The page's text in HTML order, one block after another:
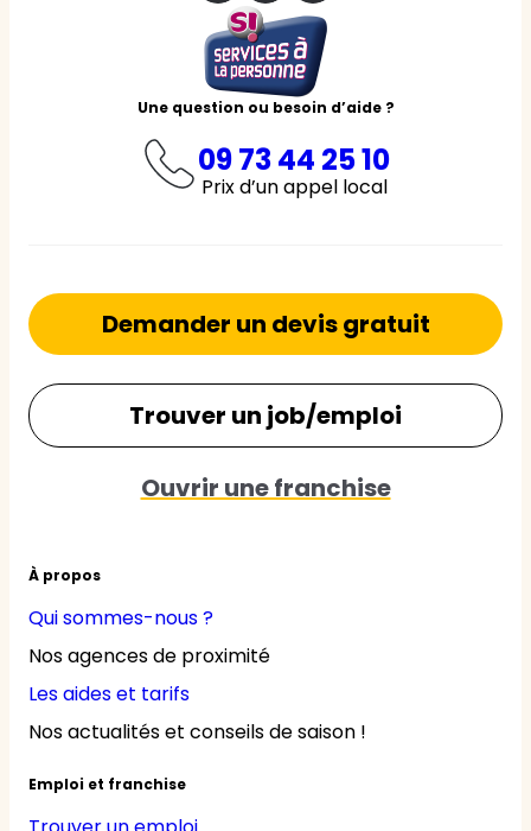
Une question ou besoin d’aide ?
09 73 44 25 10
Prix d’un appel local
À propos
Qui sommes-nous ?
Nos agences de proximité
Les aides et tarifs
Nos actualités et conseils de saison !
Emploi et franchise
Demander un devis gratuit
Trouver un job/emploi
Ouvrir une franchise